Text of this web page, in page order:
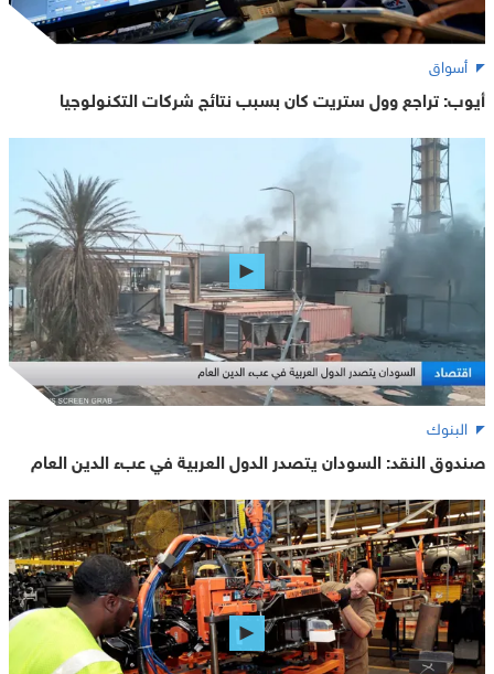
أسواق
أيوب: تراجع وول ستريت كان بسبب نتائج شركات التكنولوجيا
البنوك
صندوق النقد: السودان يتصدر الدول العربية في عبء الدين العام